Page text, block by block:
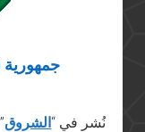
جمهورية
نُشر في “الشروق”